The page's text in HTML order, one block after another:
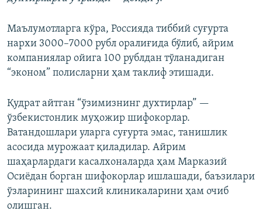
Маълумотларга кўра, Россияда тиббий суғурта
нархи 3000–7000 рубл оралиғида бўлиб, айрим
компаниялар ойига 100 рублдан тўланадиган
“эконом” полисларни ҳам таклиф этишади.
Қудрат айтган “ўзимизнинг духтирлар” —
ўзбекистонлик муҳожир шифокорлар.
Ватандошлари уларга суғурта эмас, танишлик
асосида мурожаат қиладилар. Айрим
шаҳарлардаги касалхоналарда ҳам Марказий
Осиёдан борган шифокорлар ишлашади, баъзилари
ўзларининг шахсий клиникаларини ҳам очиб
олишган.